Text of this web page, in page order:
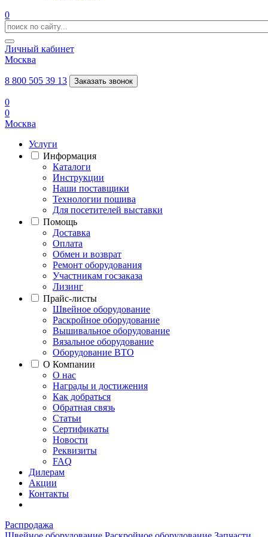
0
Личный кабинет
Москва
8 800 505 39 13 Заказать звонок
0
0
Москва
Услуги
Информация
Каталоги
Инструкции
Наши поставщики
Технологии пошива
Для посетителей выставки
Помощь
Доставка
Оплата
Обмен и возврат
Ремонт оборудования
Участникам госзаказа
Лизинг
Прайс-листы
Швейное оборудование
Раскройное оборудование
Вышивальное оборудование
Вязальное оборудование
Оборудование ВТО
О Компании
О нас
Награды и достижения
Как добраться
Обратная связь
Статьи
Сертификаты
Новости
Реквизиты
FAQ
Дилерам
Акции
Контакты
Распродажа